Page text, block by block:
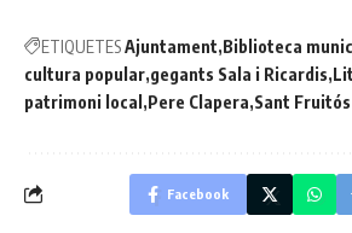
ETIQUETESAjuntament Biblioteca
cultura popular gegants Sala i Ricardis
patrimoni local Pere Clapera Sant
Facebook